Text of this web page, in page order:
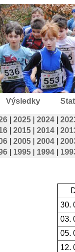
Výsledky
2025 2024
2015 2014
2005 2004
1995 1994
30.
03.
05.
12.